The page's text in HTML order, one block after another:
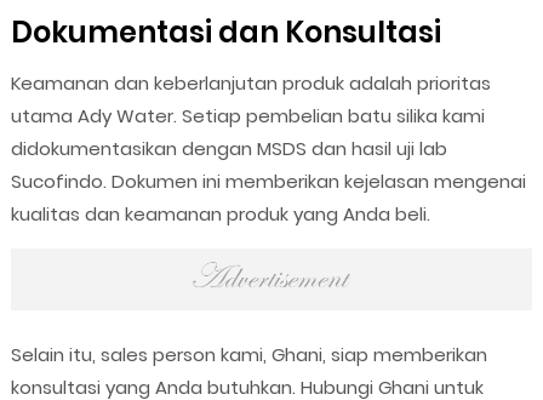
Dokumentasi dan Konsultasi
Keamanan dan keberlanjutan produk adalah prioritas
utama Ady Water. Setiap pembelian batu silika kami
didokumentasikan dengan MSDS dan hasil uji lab
Sucofindo. Dokumen ini memberikan kejelasan mengenai
kualitas dan keamanan produk yang Anda beli.
Selain itu, sales person kami, Ghani, siap memberikan
konsultasi yang Anda butuhkan. Hubungi Ghani untuk